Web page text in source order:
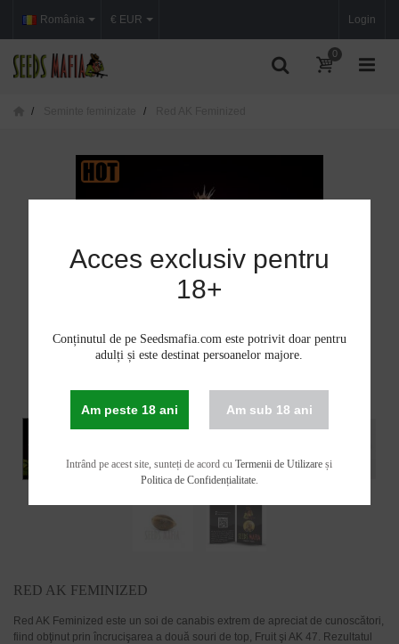
România Login
€ EUR
0
RED AK FEMINIZED
Red AK Feminized este un soi de canabis extrem de apreciat de cunoscători,
fiind obţinut prin încrucişarea a două souri de top, Fruit şi AK 47. Rezultatul
Acces exclusiv pentru
18+
Conținutul de pe Seedsmafia.com este potrivit doar pentru
adulți și este destinat persoanelor majore.
Am peste 18 ani Am sub 18 ani
Intrând pe acest site, sunteți de acord cuTermenii de Utilizare și
Politica de Confidențialitate.